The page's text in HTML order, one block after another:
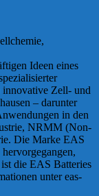
Ideen eines
innovative Zell- und
– darunter
in den
NRMM (Non-
Die Marke EAS
die EAS Batteries
unter eas-